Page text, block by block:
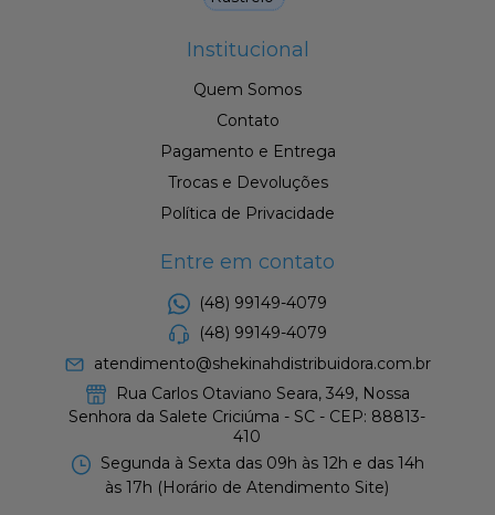
Institucional
Quem Somos
Contato
Pagamento e Entrega
Trocas e Devoluções
Política de Privacidade
Entre em contato
(48) 99149-4079
(48) 99149-4079
atendimento@shekinahdistribuidora.com.br
Rua Carlos Otaviano Seara, 349, Nossa
Senhora da Salete Criciúma - SC - CEP: 88813-
410
Segunda à Sexta das 09h às 12h e das 14h
às 17h (Horário de Atendimento Site)